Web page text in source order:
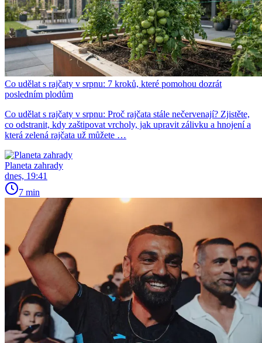
Co udělat s rajčaty v srpnu: 7 kroků, které pomohou dozrát
posledním plodům
Co udělat s rajčaty v srpnu: Proč rajčata stále nečervenají? Zjistěte,
co odstranit, kdy zaštipovat vrcholy, jak upravit zálivku a hnojení a
která zelená rajčata už můžete …
Planeta zahrady
dnes, 19:41
7 min